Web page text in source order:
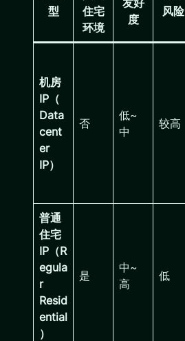
型
住宅
环境
友好
度
风险
机房
IP（
Data
cent
er
IP）
否
低~
中
较高
普通
住宅
IP（R
egula
r
Resid
ential
）
是
中~
高
低